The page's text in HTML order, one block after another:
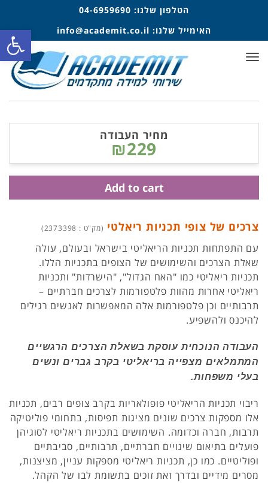
הטלפון שלנו: 04-6959690
האימייל שלנו: info@academit.co.il
תפריט
צרכים של צופי תכניות ריאלטי (מק"ט : 2373398)
עם התפתחות תכניות הריאליטי בישראל ובעולם, עולה
שאלת הצרכים והשימושים של הצופים בתכניות הללו.
תכניות ריאליטי כמו "האח הגדול", "הישרדות" ותכניות
ריאליטי אחרות מהוות פלטפורמות לצרכים חברתיים –
תרבותיים וכן פלטפורמות אלה המאפשרות לאנשים רגילים
להיכנס ולהשפיע.
העבודה הנוכחית עוסקת בשאלת הצרכים הרגשיים
המתמלאים מצפייה בריאליטי בקרב גברים ונשים
בעלי משפחות.
ריבוי תכניות הריאליטי פופולאריות בקרב צופים רבים, תכניות
אלו מספקות צרכים שונים מציגות תפיסות, בתחומי פוליטיקה
תרבות, חברה וכדומה. השימושים בתכניות ריאליטי לסוגיהן
פועלים בתיאום שינויים חברתיים, תרבותיים, סביבתיים
ופוליטיים. כמו כן, תכניות ריאליטי מספקות עניין, מציצנות,
מסרים מידיים ובדרך זאת זוכים בתשומת לבו של הקהל.
מחיר העבודה
₪229
Add to cart
פתח